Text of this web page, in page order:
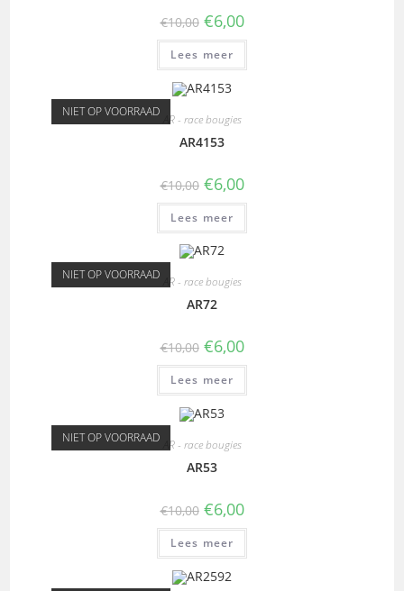
€10,00 €6,00
Lees meer
NIET OP VOORRAAD AR - race bougies
AR4153
€10,00 €6,00
Lees meer
NIET OP VOORRAAD AR - race bougies
AR72
€10,00 €6,00
Lees meer
NIET OP VOORRAAD AR - race bougies
AR53
€10,00 €6,00
Lees meer